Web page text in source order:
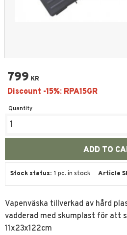
799 KR
Quantity
Stock status 1 pc. in stock Article
Vapenväska tillverkad av hård
vadderad med skumplast för att
11x23x122cm